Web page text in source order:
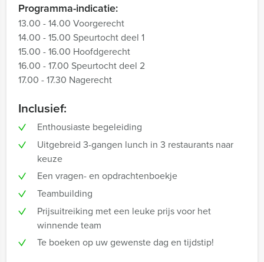
Programma-indicatie:
13.00 - 14.00 Voorgerecht
14.00 - 15.00 Speurtocht deel 1
15.00 - 16.00 Hoofdgerecht
16.00 - 17.00 Speurtocht deel 2
17.00 - 17.30 Nagerecht
Inclusief:
Enthousiaste begeleiding
Uitgebreid 3-gangen lunch in 3 restaurants naar
keuze
Een vragen- en opdrachtenboekje
Teambuilding
Prijsuitreiking met een leuke prijs voor het
winnende team
Te boeken op uw gewenste dag en tijdstip!